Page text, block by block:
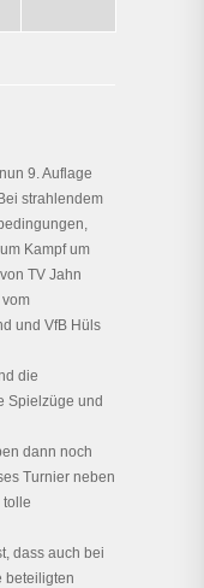
9. Auflage
strahlendem
Kampf um
TV Jahn
und VfB Hüls
die
Spielzüge und
dann noch
Turnier neben
tolle
dass auch bei
beteiligten